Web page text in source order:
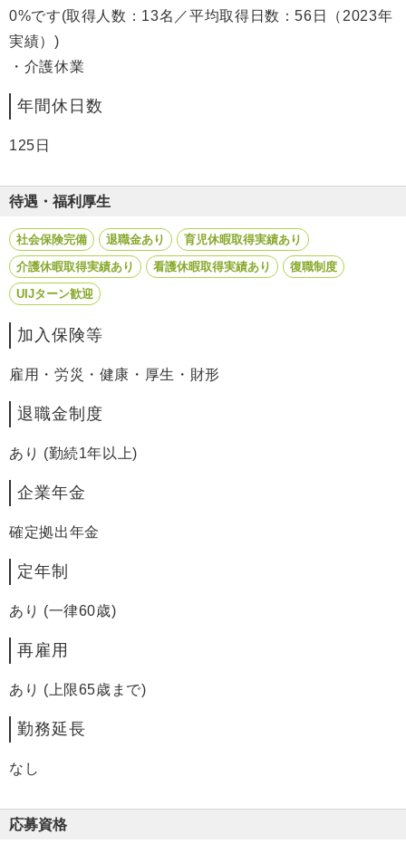
0%です(取得人数：13名／平均取得日数：56日（2023年
実績）)
・介護休業
年間休日数
125日
待遇・福利厚生
社会保険完備 退職金あり
育児休暇取得実績あり
介護休暇取得実績あり
看護休暇取得実績あり
復職制度
UIJターン歓迎
加入保険等
雇用・労災・健康・厚生・財形
退職金制度
あり (勤続1年以上)
企業年金
確定拠出年金
定年制
あり (一律60歳)
再雇用
あり (上限65歳まで)
勤務延長
なし
応募資格